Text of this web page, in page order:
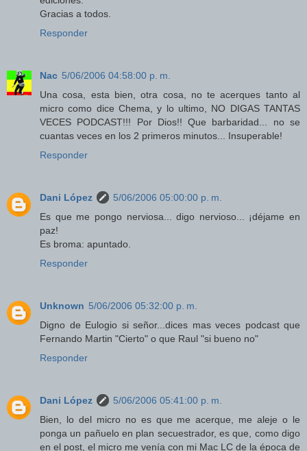
Gracias a todos.
Responder
Nac 5/06/2006 04:58:00 p. m.
Una cosa, esta bien, otra cosa, no te acerques tanto al
micro como dice Chema, y lo ultimo, NO DIGAS TANTAS
VECES PODCAST!!! Por Dios!! Que barbaridad... no se
cuantas veces en los 2 primeros minutos... Insuperable!
Responder
Dani López
5/06/2006 05:00:00 p. m.
Es que me pongo nerviosa... digo nervioso... ¡déjame en
paz!
Es broma: apuntado.
Responder
Unknown 5/06/2006 05:32:00 p. m.
Digno de Eulogio si señor...dices mas veces podcast que
Fernando Martin "Cierto" o que Raul "si bueno no"
Responder
Dani López
5/06/2006 05:41:00 p. m.
Bien, lo del micro no es que me acerque, me aleje o le
ponga un pañuelo en plan secuestrador, es que, como digo
en el post, el micro me venía con mi Mac LC de la época de